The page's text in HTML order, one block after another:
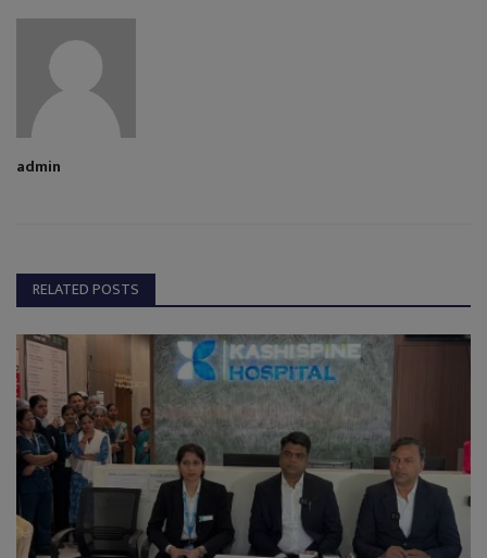
admin
RELATED POSTS